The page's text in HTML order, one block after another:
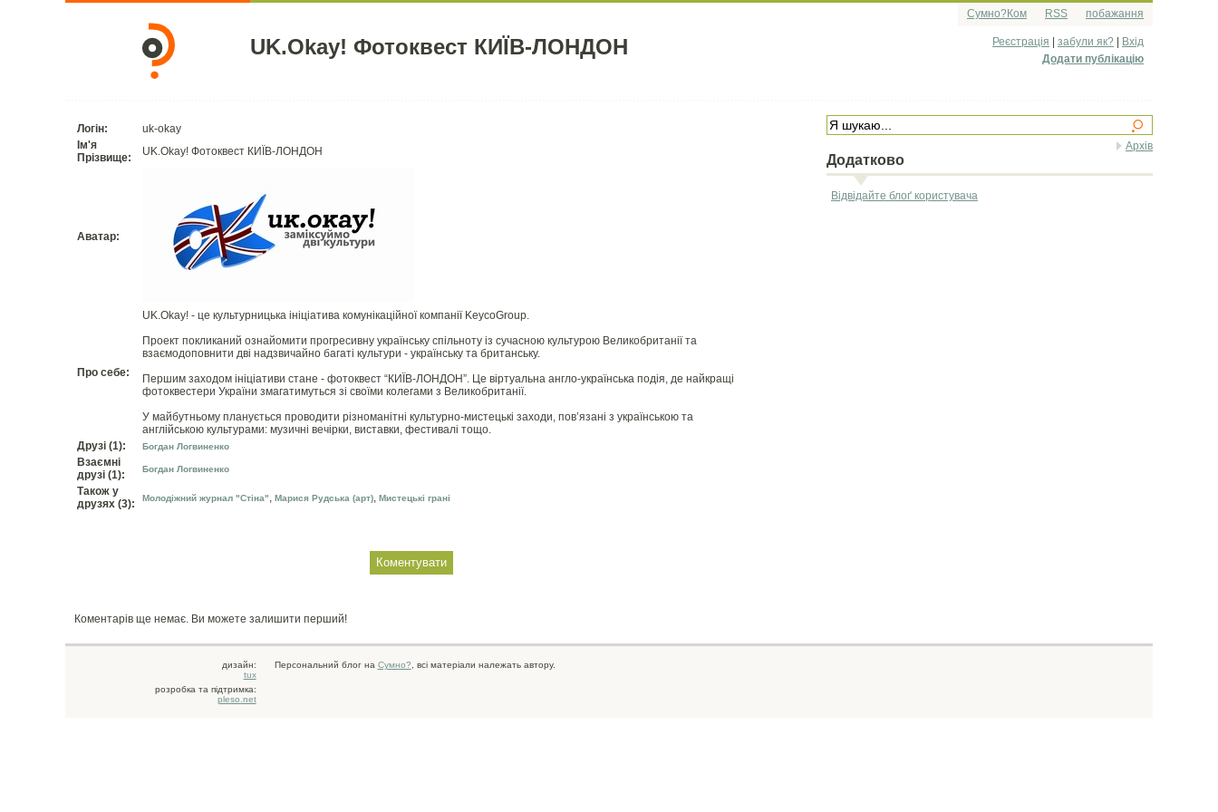
Сумно?Ком RSS побажання
Реєстрація забули як?
Вхід
Додати публікацію
UK.Okay! Фотоквест КИЇВ-ЛОНДОН
Архів
Додатково
Відвідайте блоґ користувача
Логін:
uk-okay
Ім'я
Прізвище:
UK.Okay! Фотоквест КИЇВ-ЛОНДОН
Аватар:
Про себе:
UK.Okay! - це культурницька ініціатива комунікаційної компанії KeycoGroup.
Проект покликаний ознайомити прогресивну українську спільноту із сучасною культурою Великобританії та
взаємодоповнити дві надзвичайно багаті культури - українську та британську.
Першим заходом ініціативи стане - фотоквест “КИЇВ-ЛОНДОН”. Це віртуальна англо-українська подія, де найкращі
фотоквестери України змагатимуться зі своїми колегами з Великобританії.
У майбутньому планується проводити різноманітні культурно-мистецькі заходи, пов’язані з українською та
англійською культурами: музичні вечірки, виставки, фестивалі тощо.
Друзі (1):
Богдан Логвиненко
Взаємні
друзі (1):
Богдан Логвиненко
Також у
друзях (3):
Молодіжний журнал "Стіна", Марися Рудська (арт), Мистецькі грані
Коментарів ще немає. Ви можете залишити перший!
дизайн:
tux
розробка та підтримка:
pleso.net
Персональний блог на Сумно? , всі матеріали належать автору.